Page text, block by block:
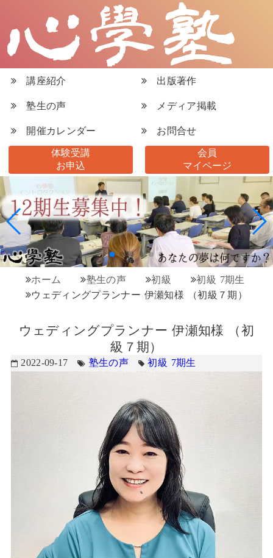
講座紹介 出版著作
塾生の声 メディア掲載
開催カレンダー お問合せ
体験受講
お申込
会員
マイページ
ホーム 塾生の声 初級
初級 7期生
ウェディングプランナー 伊瀬知様 （初級７期）
ウェディングプランナー 伊瀬知様 （初
級７期）
2022-09-17 塾生の声 初級 7期生